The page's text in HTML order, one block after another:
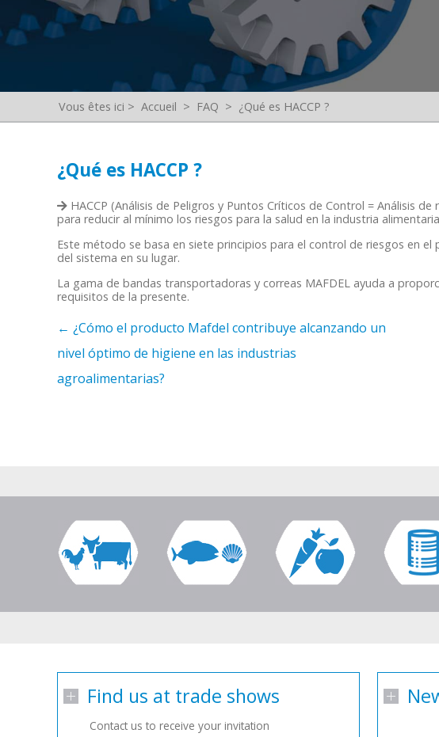
Vous êtes ici > Accueil > FAQ > ¿Qué es HACCP ?
¿Qué es HACCP ?
HACCP (Análisis de Peligros y Puntos Críticos de Control = Análisis
para reducir al mínimo los riesgos para la salud en la industria
Este método se basa en siete principios para el control de riesgos en el
del sistema en su lugar.
La gama de bandas transportadoras y correas MAFDEL ayuda a
requisitos de la presente.
← ¿Cómo el producto Mafdel contribuye alcanzando un
nivel óptimo de higiene en las industrias
agroalimentarias?
Find us at trade shows
Contact us to receive your invitation